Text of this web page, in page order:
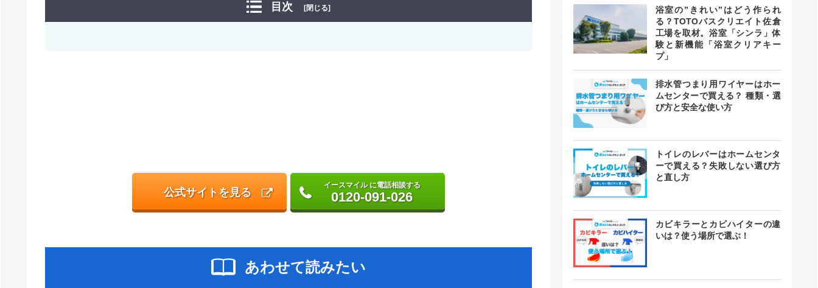
目次 [閉じる]
公式サイトを見る
イースマイル に電話相談する
0120-091-026
あわせて読みたい
浴室の”きれい”はどう作られ
る？TOTOバスクリエイト佐倉
工場を取材。浴室「シンラ」体
験と新機能「浴室クリアキー
プ」
排水管つまり用ワイヤーはホー
ムセンターで買える？ 種類・選
び方と安全な使い方
トイレのレバーはホームセンタ
ーで買える？失敗しない選び方
と直し方
カビキラーとカビハイターの違
いは？使う場所で選ぶ！